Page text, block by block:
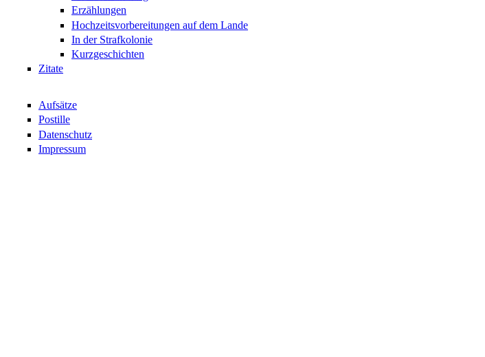
Erzählungen
Hochzeitsvorbereitungen auf dem Lande
In der Strafkolonie
Kurzgeschichten
Zitate
Aufsätze
Postille
Datenschutz
Impressum